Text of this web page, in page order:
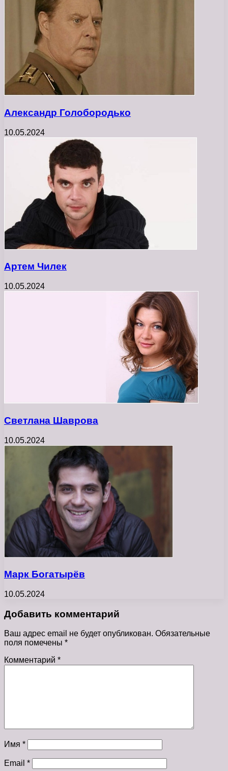
Александр Голобородько
10.05.2024
Артем Чилек
10.05.2024
Светлана Шаврова
10.05.2024
Марк Богатырёв
10.05.2024
Добавить комментарий
Ваш адрес email не будет опубликован. Обязательные
поля помечены *
Комментарий *
Имя *
Email *